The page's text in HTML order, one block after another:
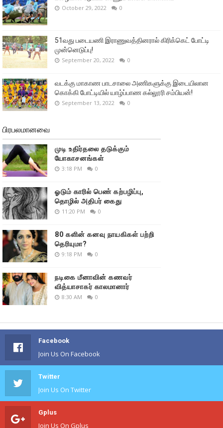
October 29, 2022 0
51வது படையணி இராணுவத்தினரால் கிரிக்கெட் போட்டி
முன்னெடுப்பு!
September 20, 2022 0
வடக்கு மாகாண பாடசாலை அணிகளுக்கு இடையிலான
கொக்கி போட்டியில் யாழ்ப்பாண கல்லூரி சம்பியன்!
September 13, 2022 0
பிரபலமானவை
முடி உதிர்தலை தடுக்கும்
யோகாசனங்கள்
3:18 PM 0
ஓடும் காரில் பெண் கற்பழிப்பு,
தொழில் அதிபர் கைது
11:20 PM 0
80 களின் கனவு நாயகிகள் பற்றி
தெரியுமா?
9:18 PM 0
நடிகை மீனாவின் கணவர்
வித்யாசாகர் காலமானார்
8:30 AM 0
Facebook
Join Us On Facebook
Twitter
Join Us On Twitter
Gplus
Join Us On Gplus